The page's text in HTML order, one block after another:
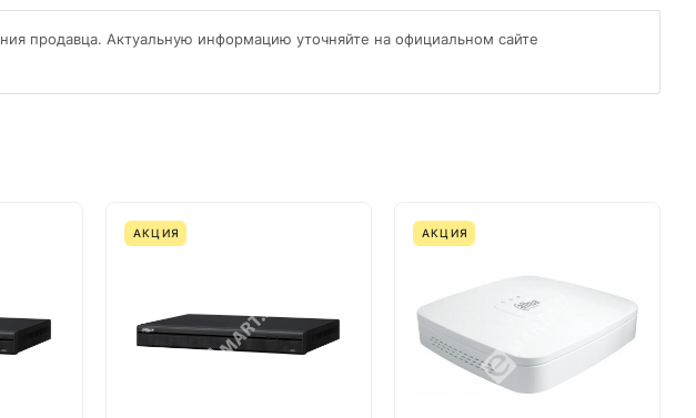
продавца. Актуальную информацию уточняйте на официальном сайте
АКЦИЯ АКЦИЯ